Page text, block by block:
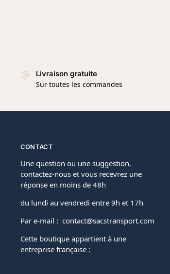
Livraison gratuite
Sur toutes les commandes
CONTACT
Une question ou une suggestion,
contactez-nous et vous recevrez une
réponse en moins de 48h
du lundi au vendredi entre 9h et 17h
Par e-mail : contact@sacstransport.com
Cette boutique appartient à une
entreprise française :